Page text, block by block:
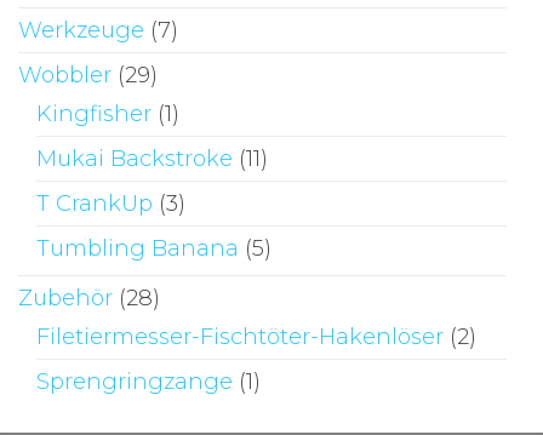
Werkzeuge (7)
Wobbler (29)
Kingfisher (1)
Mukai Backstroke (11)
T CrankUp (3)
Tumbling Banana (5)
Zubehör (28)
Filetiermesser-Fischtöter-Hakenlöser (2)
Sprengringzange (1)